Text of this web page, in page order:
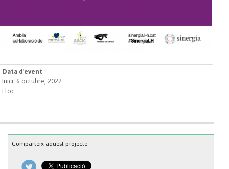
Data d'event
Inici: 6 octubre, 2022
Lloc:
Comparteix aquest projecte